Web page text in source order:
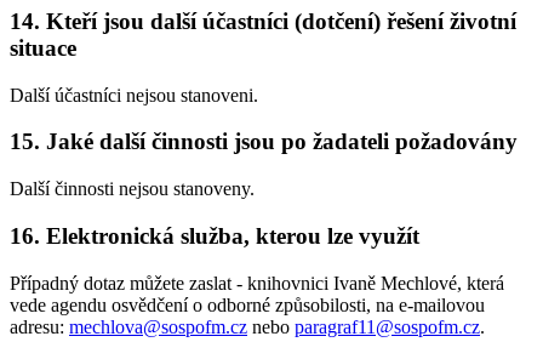
14. Kteří jsou další účastníci (dotčení) řešení životní
situace
Další účastníci nejsou stanoveni.
15. Jaké další činnosti jsou po žadateli požadovány
Další činnosti nejsou stanoveny.
16. Elektronická služba, kterou lze využít
Případný dotaz můžete zaslat - knihovnici Ivaně Mechlové, která
vede agendu osvědčení o odborné způsobilosti, na e-mailovou
adresu: mechlova@sospofm.cz nebo paragraf11@sospofm.cz.